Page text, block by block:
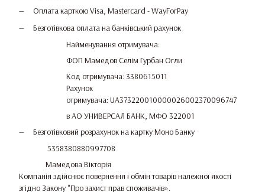
Оплата карткою Visa, Mastercard - WayForPay
Безготівкова оплата на банківський рахунок
Найменування отримувача:
ФОП Мамедов Селім Гурбан Огли
Код отримувача: 3380615011
Рахунок
отримувача: UA373220010000026002370096747
в АО УНИВЕРСАЛ БАНК, МФО 322001
Безготівковий розрахунок на картку Моно Банку
5358380880997708
Мамедова Вікторія
Компанія здійснює повернення і обмін товарів належної якості
згідно Закону "Про захист прав споживачів».